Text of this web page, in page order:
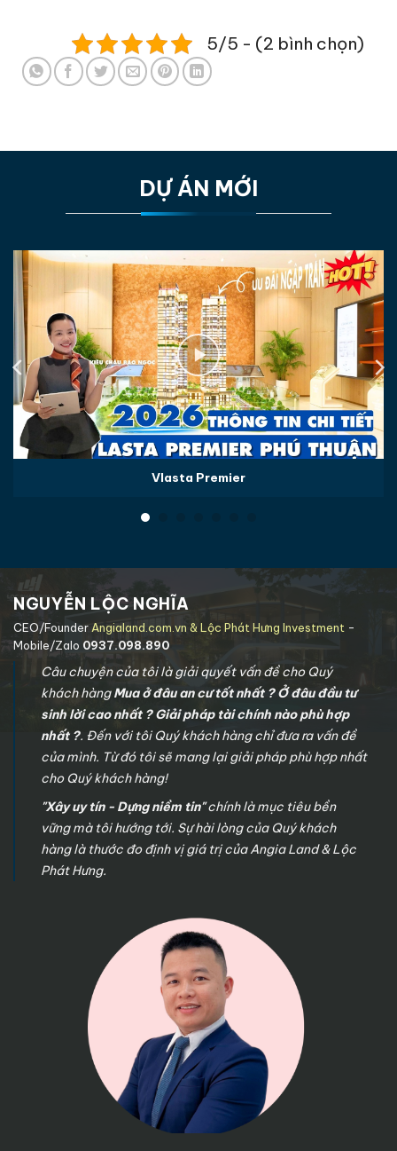
5/5 - (2 bình chọn)
DỰ ÁN MỚI
Vlasta Premier
NGUYỄN LỘC NGHĨA
CEO/Founder Angialand.com.vn & Lộc Phát Hưng Investment -
Mobile/Zalo 0937.098.890
Câu chuyện của tôi là giải quyết vấn đề cho Quý
khách hàngMua ở đâu an cư tốt nhất ? Ở đâu đầu tư
sinh lời cao nhất ? Giải pháp tài chính nào phù hợp
nhất ?. Đến với tôi Quý khách hàng chỉ đưa ra vấn đề
của mình. Từ đó tôi sẽ mang lại giải pháp phù hợp nhất
cho Quý khách hàng!
"Xây uy tín - Dựng niềm tin"chính là mục tiêu bền
vững mà tôi hướng tới. Sự hài lòng của Quý khách
hàng là thước đo định vị giá trị của Angia Land & Lộc
Phát Hưng.